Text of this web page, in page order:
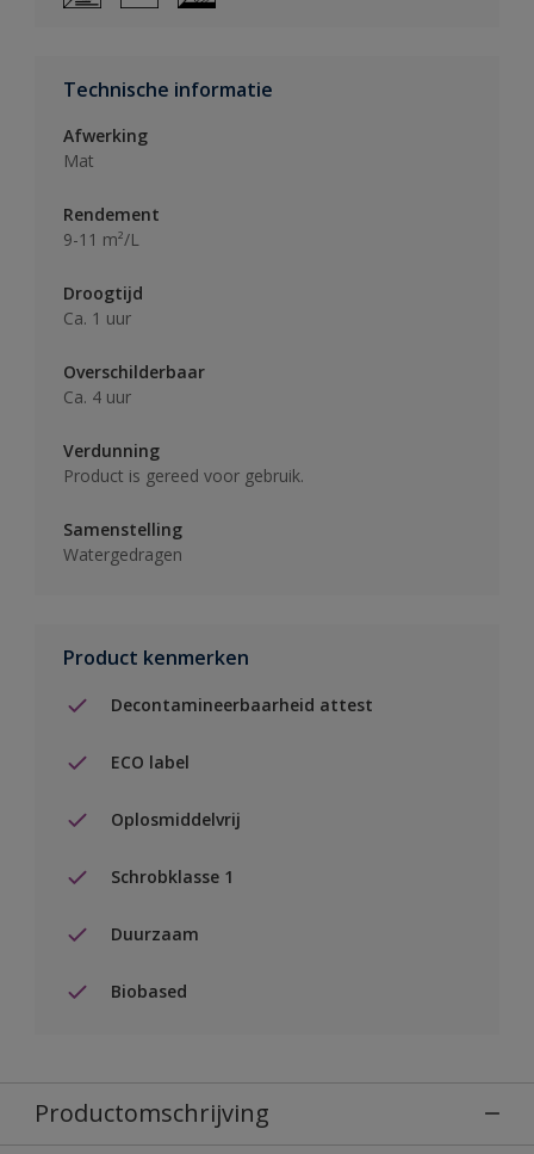
Technische informatie
Afwerking
Mat
Rendement
9-11 m²/L
Droogtijd
Ca. 1 uur
Overschilderbaar
Ca. 4 uur
Verdunning
Product is gereed voor gebruik.
Samenstelling
Watergedragen
Product kenmerken
Decontamineerbaarheid attest
ECO label
Oplosmiddelvrij
Schrobklasse 1
Duurzaam
Biobased
Productomschrijving